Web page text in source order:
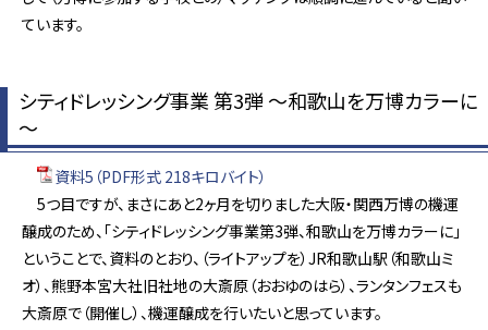
ています。
シティドレッシング事業 第3弾 ～和歌山を万博カラーに
～
資料5（PDF形式 218キロバイト）
5つ目ですが、まさにあと2ヶ月を切りました大阪・関西万博の機運
醸成のため、「シティドレッシング事業第3弾、和歌山を万博カラーに」
ということで、資料のとおり、（ライトアップを）JR和歌山駅（和歌山ミ
オ）、熊野本宮大社旧社地の大斎原（おおゆのはら）、ランタンフェスも
大斎原で（開催し）、機運醸成を行いたいと思っています。